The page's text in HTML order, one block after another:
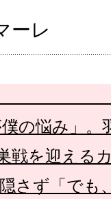
ーレ
の悩み」。
戦を迎える
さず「でも